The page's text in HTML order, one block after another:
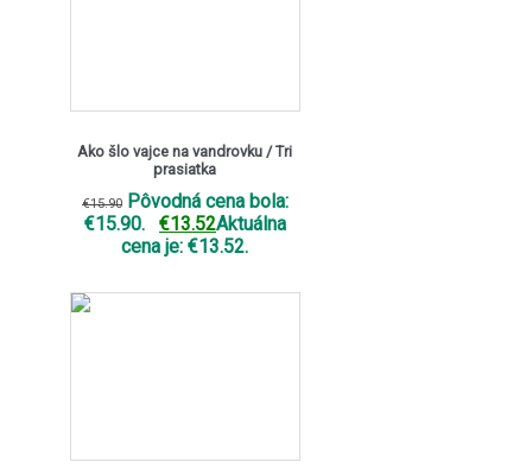
Ako šlo vajce na vandrovku / Tri
prasiatka
€15.90 Pôvodná cena bola:
€15.90.
€13.52Aktuálna
cena je: €13.52.